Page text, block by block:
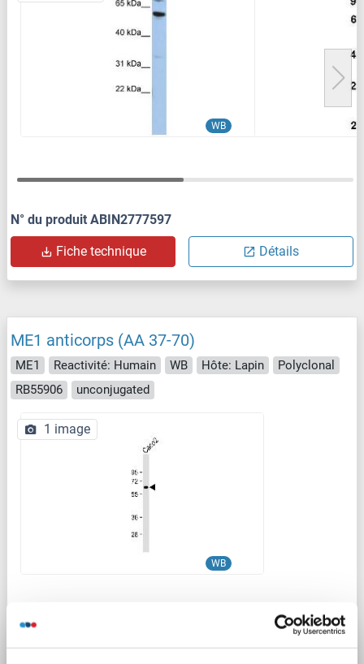
WB
N° du produit ABIN2777597
Fiche technique Détails
ME1 anticorps (AA 37-70)
ME1 Reactivité: Humain WB Hôte: Lapin
Polyclonal
RB55906
unconjugated
WB
1 image
N° du produit ABIN6243881